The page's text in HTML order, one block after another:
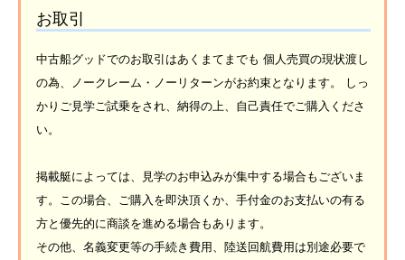
お取引
中古船グッドでのお取引はあくまてまでも 個人売買の現状渡し
の為、ノークレーム・ノーリターンがお約束となります。 しっ
かりご見学ご試乗をされ、納得の上、自己責任でご購入くださ
い。
掲載艇によっては、見学のお申込みが集中する場合もございま
す。この場合、ご購入を即決頂くか、手付金のお支払いの有る
方と優先的に商談を進める場合もあります。
その他、名義変更等の手続き費用、陸送回航費用は別途必要で